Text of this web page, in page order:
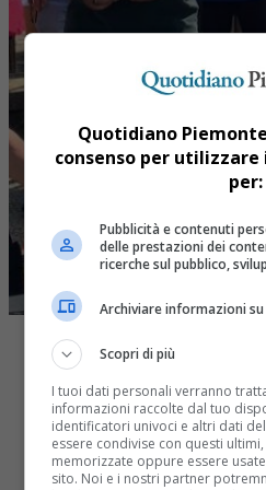
Share
Tweet
Quotidiano
consenso per
per:
Pubblicità e contenuti
delle prestazioni dei
ricerche sul pubblico,
Archiviare informazioni
Scopri di più
I tuoi dati personali verranno
informazioni raccolte dal tuo
identificatori univoci e altri dati
essere condivise con questi
memorizzate oppure essere
sito. Noi e i nostri partner